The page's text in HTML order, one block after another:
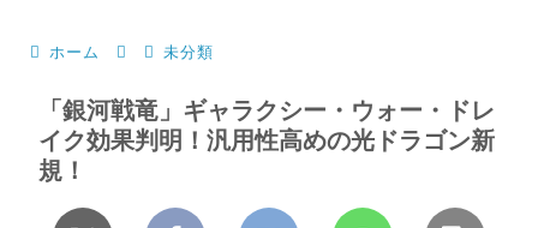
ホーム 未分類
「銀河戦竜」ギャラクシー・ウォー・ドレ
イク効果判明！汎用性高めの光ドラゴン新
規！